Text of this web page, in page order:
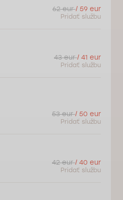
62 eur/ 59 eur
Pridať službu
43 eur/ 41 eur
Pridať službu
53 eur/ 50 eur
Pridať službu
42 eur/ 40 eur
Pridať službu